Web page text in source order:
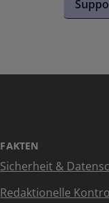
FAKTEN
Sicherheit &
Redaktionelle